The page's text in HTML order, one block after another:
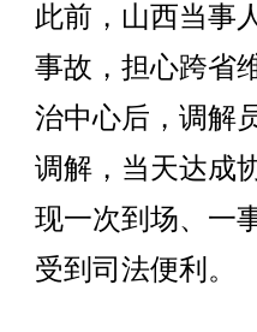
此前，山西当事
事故，担心跨省
治中心后，调解
调解，当天达成
现一次到场、一
受到司法便利。